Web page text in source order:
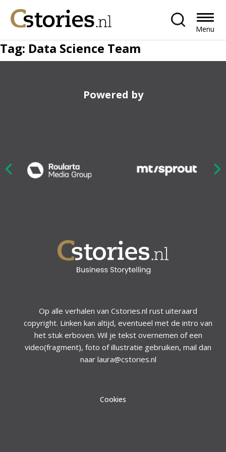
Menu
Tag: Data Science Team
Powered by
Op alle verhalen van Cstories.nl rust uiteraard
copyright. Linken kan altijd, eventueel met de intro van
het stuk erboven. Wil je tekst overnemen of een
video(fragment), foto of illustratie gebruiken, mail dan
naar laura@cstories.nl
Cookies